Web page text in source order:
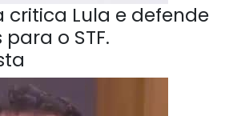
critica Lula e defende
o STF.